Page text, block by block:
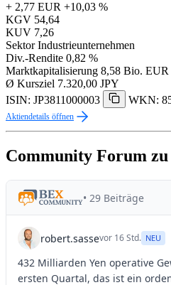
+ 2,77 EUR +10,03 %
KGV 54,64
KUV 7,26
Sektor Industrieunternehmen
Div.-Rendite 0,82 %
Marktkapitalisierung 8,58 Bio. EUR
Ø Kursziel 7.320,00 JPY
ISIN: JP3811000003
WKN:
Aktiendetails öffnen
Community Forum